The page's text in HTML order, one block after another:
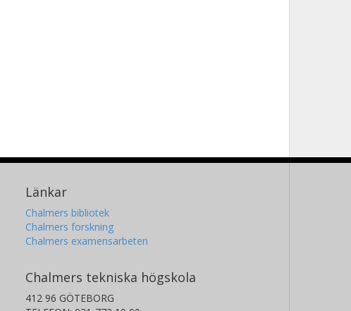
Länkar
Chalmers bibliotek
Chalmers forskning
Chalmers examensarbeten
Chalmers tekniska högskola
412 96 GÖTEBORG